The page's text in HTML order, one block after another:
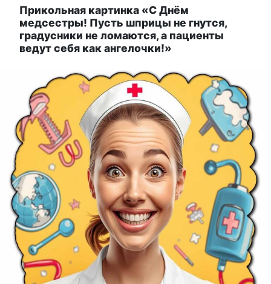
Прикольная картинка «С Днём
медсестры! Пусть шприцы не гнутся,
градусники не ломаются, а пациенты
ведут себя как ангелочки!»